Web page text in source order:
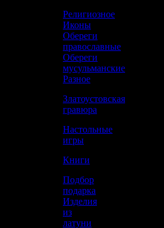
Сравнить товар
Рассчитать доставку СДЭК
РАССЧИТАТЬ
Религиозное
Иконы
Обереги
православные
Обереги
мусульманские
Разное
Златоустовская
гравюра
Настольные
игры
Книги
Подбор
подарка
Изделия
из
латуни